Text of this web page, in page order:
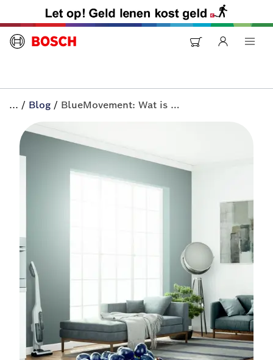
... / Blog / BlueMovement: Wat is er veranderd sinds het All-in+ heet? | All-in+ van Bosch